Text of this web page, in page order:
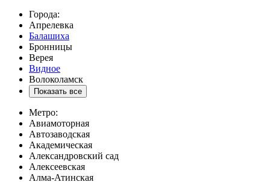
Города:
Апрелевка
Балашиха
Бронницы
Верея
Видное
Волоколамск
Показать все
Метро:
Авиамоторная
Автозаводская
Академическая
Александровский сад
Алексеевская
Алма-Атинская